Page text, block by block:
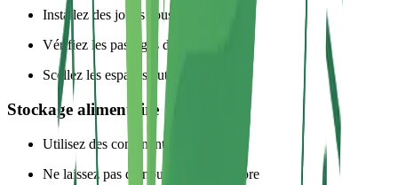
Installez des joints sous les portes
Vérifiez les passages de tuyaux
Scellez les espaces autour des câbles
Stockage alimentaire
Utilisez des contenants hermétiques
Ne laissez pas de nourriture à l'air libre